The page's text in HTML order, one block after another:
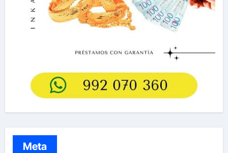
Meta